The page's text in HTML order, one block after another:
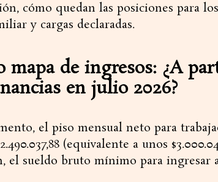
cómo quedan las posiciones para
y cargas declaradas.
mapa de ingresos: ¿A
en julio 2026?
el piso mensual neto para
(equivalente a unos
el sueldo bruto mínimo para ingresar